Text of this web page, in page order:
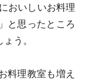
おいしいお料理
と思ったところ
う。
料理教室も増え